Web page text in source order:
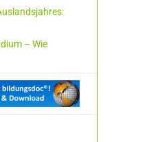
– Wie